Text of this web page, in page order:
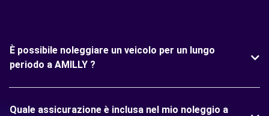
È possibile noleggiare un veicolo per un lungo
periodo a AMILLY ?
Quale assicurazione è inclusa nel mio noleggio a